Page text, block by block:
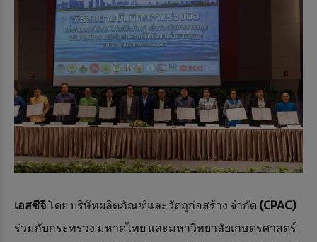
เอสซีจีโดย บริษัทผลิตภัณฑ์และวัตถุก่อสร้าง จำกัด (CPAC)
ร่วมกับกระทรวง มหาดไทย และมหาวิทยาลัยเกษตรศาสตร์